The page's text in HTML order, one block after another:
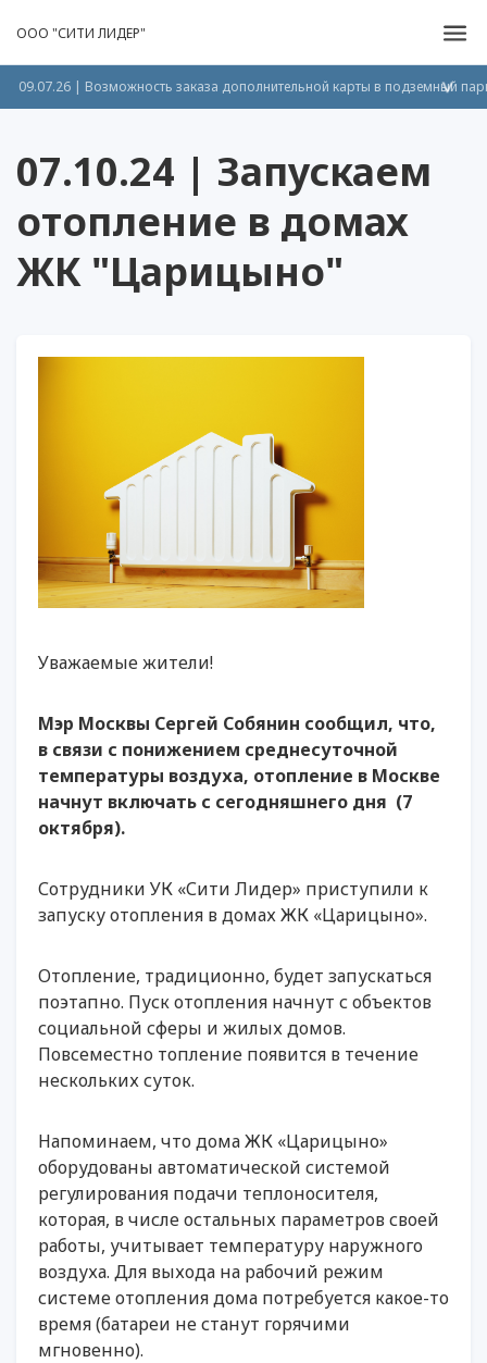
ООО "СИТИ ЛИДЕР"
>
09.07.26 | Возможность заказа дополнительной карты в подземный
07.10.24 | Запускаем
отопление в домах
ЖК "Царицыно"
Уважаемые жители!
Мэр Москвы Сергей Собянин сообщил, что,
в связи с понижением среднесуточной
температуры воздуха, отопление в Москве
начнут включать с сегодняшнего дня (7
октября).
Сотрудники УК «Сити Лидер» приступили к
запуску отопления в домах ЖК «Царицыно».
Отопление, традиционно, будет запускаться
поэтапно. Пуск отопления начнут с объектов
социальной сферы и жилых домов.
Повсеместно топление появится в течение
нескольких суток.
Напоминаем, что дома ЖК «Царицыно»
оборудованы автоматической системой
регулирования подачи теплоносителя,
которая, в числе остальных параметров своей
работы, учитывает температуру наружного
воздуха. Для выхода на рабочий режим
системе отопления дома потребуется какое-то
время (батареи не станут горячими
мгновенно).